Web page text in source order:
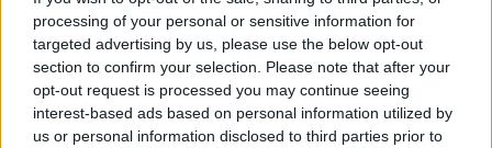
processing of your personal or sensitive information for
targeted advertising by us, please use the below opt-out
section to confirm your selection. Please note that after your
opt-out request is processed you may continue seeing
interest-based ads based on personal information utilized by
us or personal information disclosed to third parties prior to
Egy nagy port kavart évtizedes és egy tavalyi kaposvári
bűncselekmény is kapcsolatba hozható a gyanúsítottal és az
állat halálával.
450 EZER FORINTRA BÜNTETTÉK A KŐSZEGI
HORRORKECSKE OSZTRÁK GAZDÁJÁT
2020. október. 26. 11:10